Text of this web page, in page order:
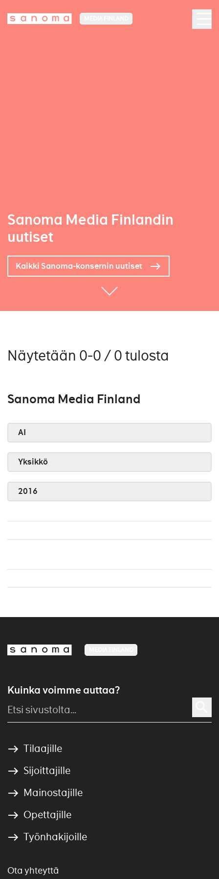
Sanoma Media Finlandin
uutiset
Kaikki Sanoma-konsernin uutiset
Näytetään 0-0 / 0 tulosta
Sanoma Media Finland
AI
Yksikkö
2016
Kuinka voimme auttaa?
Tilaajille
Sijoittajille
Mainostajille
Opettajille
Työnhakijoille
Ota yhteyttä